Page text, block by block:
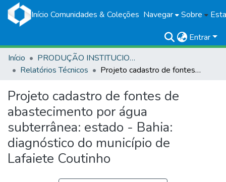
Início Comunidades & Coleções Navegar Sobre
Entrar
Início
PRODUÇÃO INSTITUCIONAL
Relatórios Técnicos
Projeto cadastro de fontes de abastecimento por água subterrânea: estado - Bahia: diagnóstico do município de Lafaiete Coutinho
Projeto cadastro de fontes de
abastecimento por água
subterrânea: estado - Bahia:
diagnóstico do município de
Lafaiete Coutinho